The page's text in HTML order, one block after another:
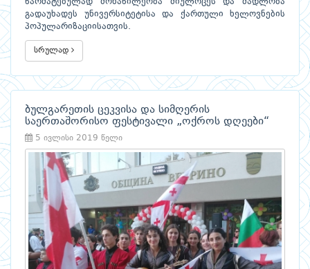
წარმატებულად მონაწილეობა მიულოცეს და მადლობა
გადაუხადეს უნივერსიტეტისა და ქართული ხელოვნების
პოპულარიზაციისათვის.
სრულად
ბულგარეთის ცეკვისა და სიმღერის
საერთაშორისო ფესტივალი „ოქროს დღეები“
5 ივლისი 2019 წელი